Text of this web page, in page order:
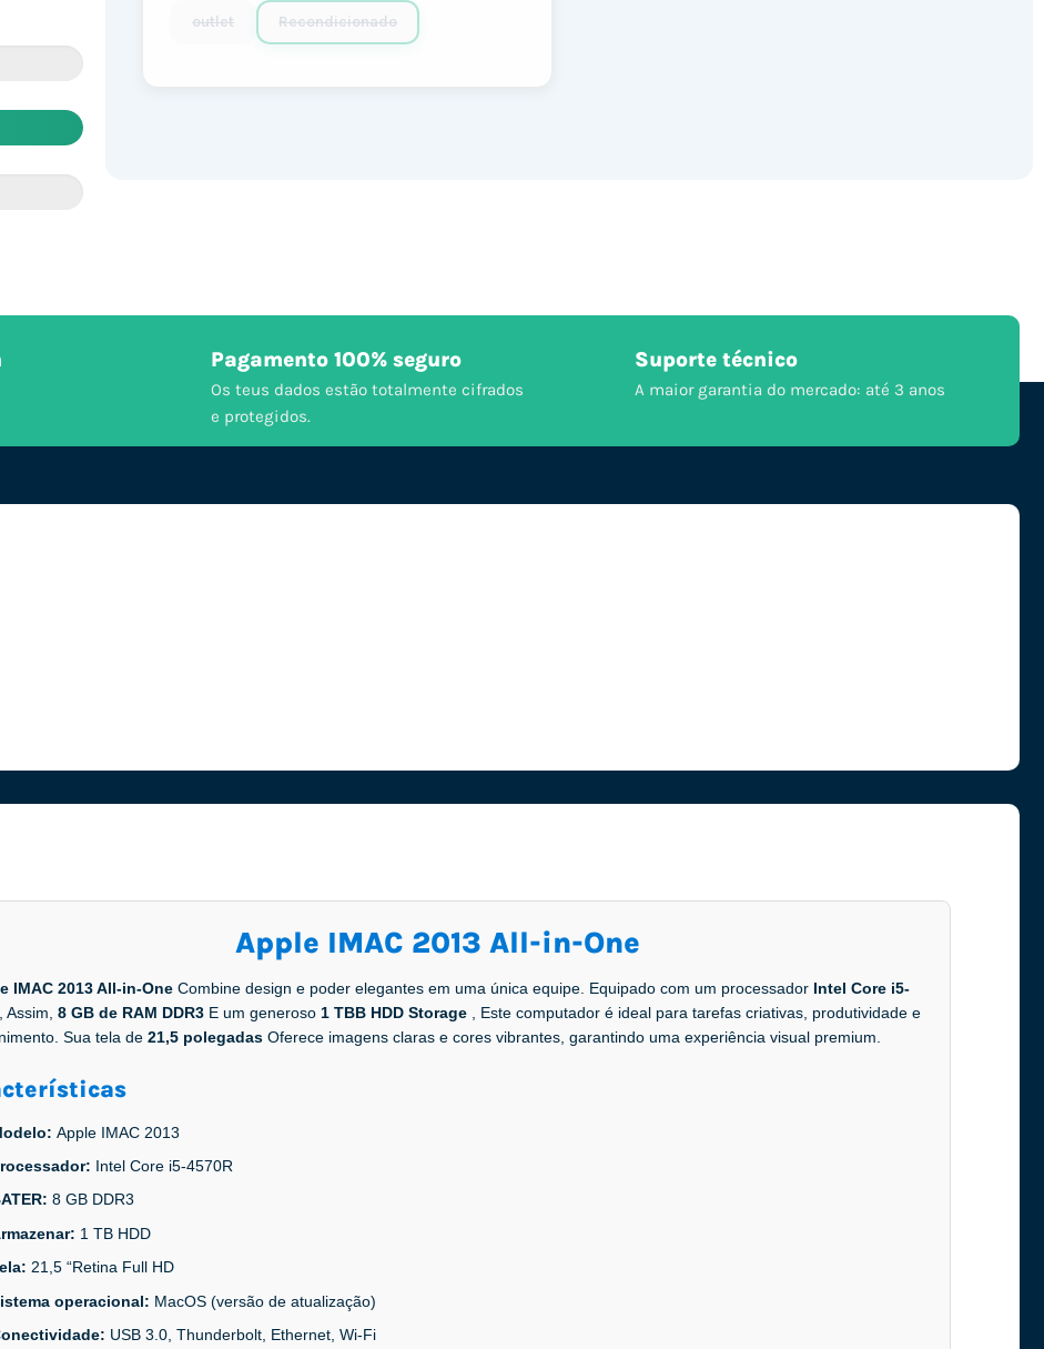
outlet Recondicionado
Pagamento 100% seguro
Os teus dados estão totalmente cifrados
e protegidos.
Suporte técnico
A maior garantia do mercado: até 3 anos
Apple IMAC 2013 All-in-One
IMAC 2013 All-in-One Combine design e poder elegantes em uma única equipe. Equipado com um processador Intel Core i5-
, Assim, 8 GB de RAM DDR3 E um generoso 1 TBB HDD Storage
, Este computador é ideal para tarefas criativas, produtividade e
Sua tela de 21,5 polegadas Oferece imagens claras e cores vibrantes, garantindo uma experiência visual premium.
Apple IMAC 2013
Intel Core i5-4570R
8 GB DDR3
1 TB HDD
21,5 “Retina Full HD
operacional: MacOS (versão de atualização)
USB 3.0, Thunderbolt, Ethernet, Wi-Fi